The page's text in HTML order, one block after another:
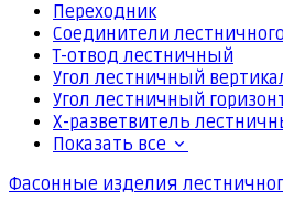
Переходник
Соединители
Т-отвод лестничный
Угол лестничный
Угол лестничный
Х-разветвитель
Показать все
Фасонные изделия